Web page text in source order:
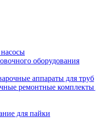
оборудования
аппараты для труб
ремонтные
для пайки